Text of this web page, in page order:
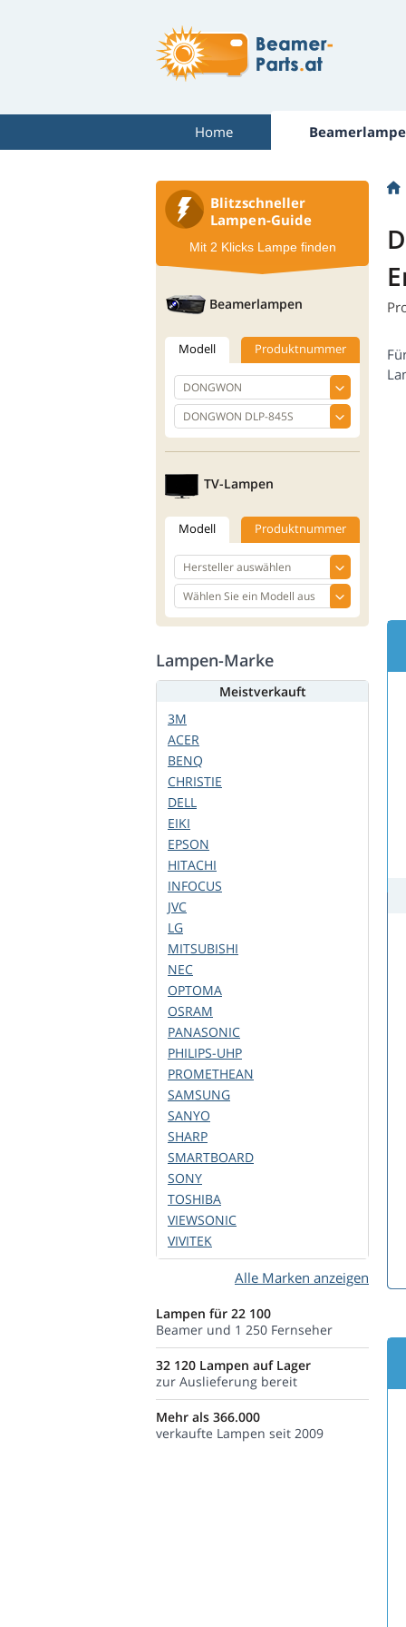
Home
Blitzschneller
Lampen-Guide
Mit 2 Klicks Lampe finden
Beamerlampen
Modell Produktnummer
TV-Lampen
Modell Produktnummer
Lampen-Marke
Meistverkauft
3M
ACER
BENQ
CHRISTIE
DELL
EIKI
EPSON
HITACHI
INFOCUS
JVC
LG
MITSUBISHI
NEC
OPTOMA
OSRAM
PANASONIC
PHILIPS-UHP
PROMETHEAN
SAMSUNG
SANYO
SHARP
SMARTBOARD
SONY
TOSHIBA
VIEWSONIC
VIVITEK
Alle Marken anzeigen
Lampen für 22 100
Beamer und 1 250 Fernseher
32 120 Lampen auf Lager
zur Auslieferung bereit
Mehr als 366.000
verkaufte Lampen seit 2009